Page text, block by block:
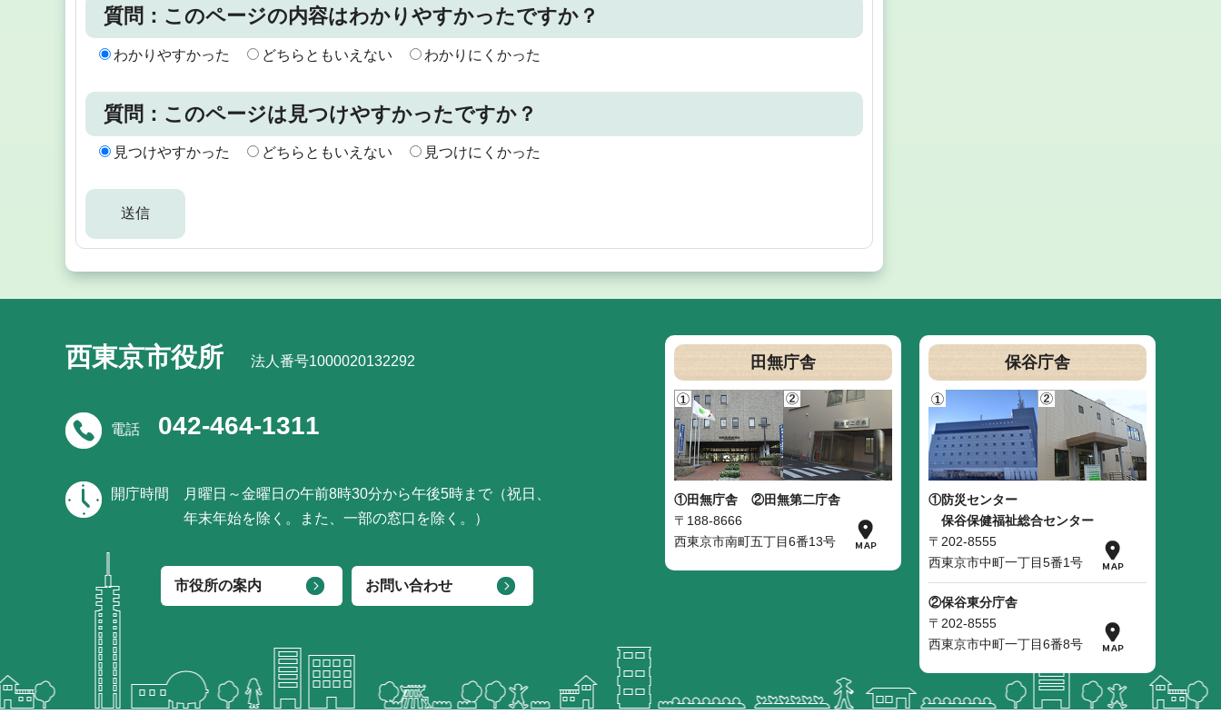
質問：このページの内容はわかりやすかったですか？
わかりやすかった どちらともいえない わかりにくかった
質問：このページは見つけやすかったですか？
見つけやすかった どちらともいえない 見つけにくかった
西東京市役所 法人番号1000020132292
電話 042-464-1311
開庁時間
月曜日～金曜日の午前8時30分から午後5時まで（祝日、
年末年始を除く。また、一部の窓口を除く。）
市役所の案内 お問い合わせ
田無庁舎
①田無庁舎
②田無第二庁舎
〒188-8666
西東京市南町五丁目6番13号
保谷庁舎
①防災センター
保谷保健福祉総合センター
〒202-8555
西東京市中町一丁目5番1号
②保谷東分庁舎
〒202-8555
西東京市中町一丁目6番8号